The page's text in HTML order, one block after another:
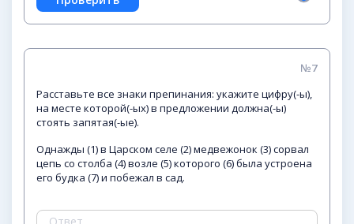
№7
Расставьте все знаки препинания: укажите цифру(-ы),
на месте которой(-ых) в предложении должна(-ы)
стоять запятая(-ые).
Однажды (1) в Царском селе (2) медвежонок (3) сорвал
цепь со столба (4) возле (5) которого (6) была устроена
его будка (7) и побежал в сад.